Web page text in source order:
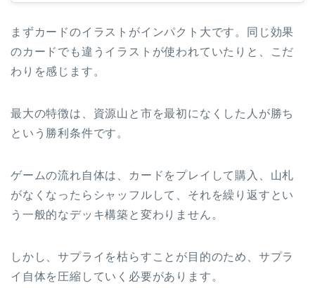
まずカードのイラストがインパクト大です。同じ効果
のカードでも違うイラストが使われていたりと、こだ
わりを感じます。
最大の特徴は、資源山と市を最初になくした人が勝ち
という勝利条件です。
ゲームの流れ自体は、カードをプレイして購入、山札
がなくなったらシャッフルして、それを繰り返すとい
う一般的なデッキ構築と変わりません。
しかし、サプライを枯らすことが目的のため、サプラ
イ自体を圧縮していく必要があります。